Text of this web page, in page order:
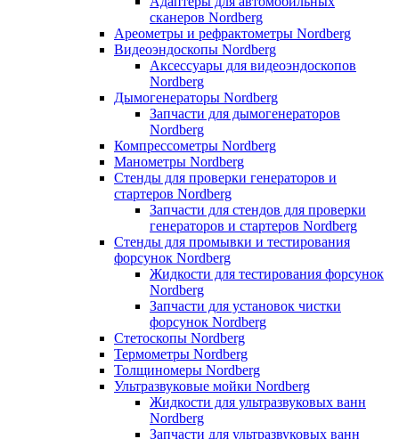
сканеров Nordberg
Ареометры и рефрактометры Nordberg
Видеоэндоскопы Nordberg
Аксессуары для видеоэндоскопов
Nordberg
Дымогенераторы Nordberg
Запчасти для дымогенераторов
Nordberg
Компрессометры Nordberg
Манометры Nordberg
Стенды для проверки генераторов и
стартеров Nordberg
Запчасти для стендов для проверки
генераторов и стартеров Nordberg
Стенды для промывки и тестирования
форсунок Nordberg
Жидкости для тестирования форсунок
Nordberg
Запчасти для установок чистки
форсунок Nordberg
Стетоскопы Nordberg
Термометры Nordberg
Толщиномеры Nordberg
Ультразвуковые мойки Nordberg
Жидкости для ультразвуковых ванн
Nordberg
Запчасти для ультразвуковых ванн